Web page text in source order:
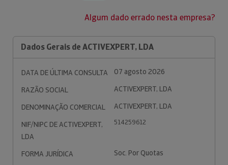
Algum dado errado nesta empresa?
Dados Gerais de ACTIVEXPERT, LDA
DATA DE ÚLTIMA CONSULTA
07 agosto 2026
RAZÃO SOCIAL
ACTIVEXPERT, LDA
DENOMINAÇÃO COMERCIAL
ACTIVEXPERT, LDA
NIF/NIPC DE ACTIVEXPERT,
LDA
514259612
FORMA JURÍDICA
Soc. Por Quotas